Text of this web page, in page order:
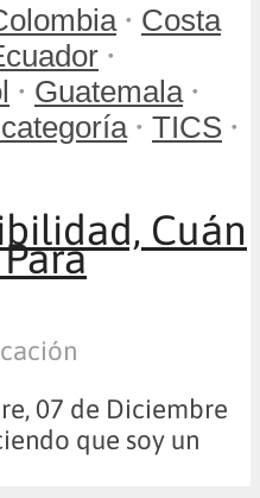
• Costa
•
• Guatemala •
• TICS •
Cuán
07 de Diciembre
que soy un